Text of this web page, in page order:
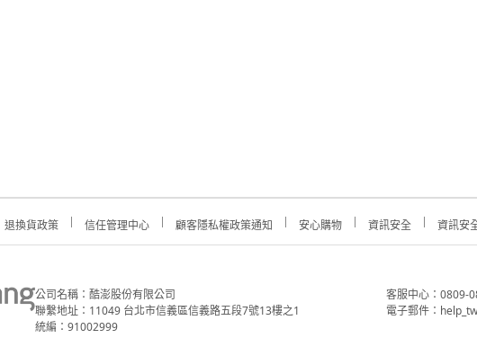
退換貨政策 信任管理中心 顧客隱私權政策通知 安心購物 資訊安全 資訊安
公司名稱：酷澎股份有限公司
聯繫地址：11049 台北市信義區信義路五段7號13樓之1
統編：91002999
客服中心：0809-
電子郵件：